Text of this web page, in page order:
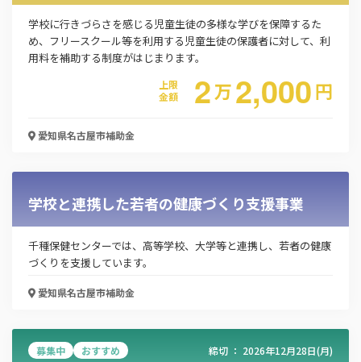
外国人高齢者給付金
お名前
学校に行きづらさを感じる児童生徒の多様な学びを保障するた
め、フリースクール等を利用する児童生徒の保護者に対して、利
用料を補助する制度がはじまります。
上限
金額
2万2,000円
愛知県名古屋市補助金
学校と連携した若者の健康づくり支援事業
千種保健センターでは、高等学校、大学等と連携し、若者の健康
づくりを支援しています。
愛知県名古屋市補助金
募集中 おすすめ 締切 ： 2026年12月28日(月)